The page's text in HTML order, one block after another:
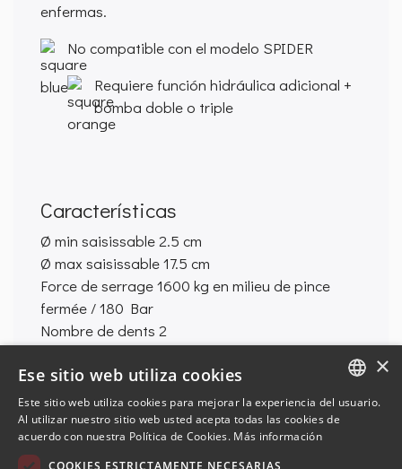
enfermas.
No compatible con el modelo SPIDER
Requiere función hidráulica adicional +
bomba doble o triple
Características
Ø min saisissable2.5 cm
Ø max saisissable17.5 cm
Force de serrage1600 kg en milieu de pince
fermée / 180 Bar
Nombre de dents 2
Largeur : 460 mm
Dimensions pince ouverte Longueur : 690 mm –
Largeur : 500 mm
Poids 37 kg
×
Ese sitio web utiliza cookies
Este sitio web utiliza cookies para mejorar la experiencia del usuario.
Al utilizar nuestro sitio web usted acepta todas las cookies de
acuerdo con nuestra Política de Cookies. Más información
COOKIES ESTRICTAMENTE NECESARIAS